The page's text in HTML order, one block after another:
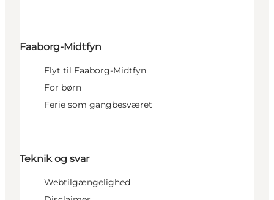
Faaborg-Midtfyn
Flyt til Faaborg-Midtfyn
For børn
Ferie som gangbesværet
Teknik og svar
Webtilgængelighed